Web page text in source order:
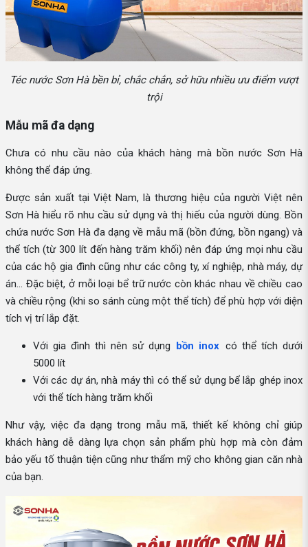
Téc nước Sơn Hà bền bỉ, chắc chắn, sở hữu nhiều ưu điểm vượt
trội
Mẫu mã đa dạng
Chưa có nhu cầu nào của khách hàng mà bồn nước Sơn Hà
không thể đáp ứng.
Được sản xuất tại Việt Nam, là thương hiệu của người Việt nên
Sơn Hà hiểu rõ nhu cầu sử dụng và thị hiếu của người dùng. Bồn
chứa nước Sơn Hà đa dạng về mẫu mã (bồn đứng, bồn ngang) và
thể tích (từ 300 lít đến hàng trăm khối) nên đáp ứng mọi nhu cầu
của các hộ gia đình cũng như các công ty, xí nghiệp, nhà máy, dự
án... Đặc biệt, ở mỗi loại bể trữ nước còn khác nhau về chiều cao
và chiều rộng (khi so sánh cùng một thể tích) để phù hợp với diện
tích vị trí lắp đặt.
Với gia đình thì nên sử dụng bồn inox có thể tích dưới
5000 lít
Với các dự án, nhà máy thì có thể sử dụng bể lắp ghép inox
với thể tích hàng trăm khối
Như vậy, việc đa dạng trong mẫu mã, thiết kế không chỉ giúp
khách hàng dễ dàng lựa chọn sản phẩm phù hợp mà còn đảm
bảo yếu tố thuận tiện cũng như thẩm mỹ cho không gian căn nhà
của bạn.